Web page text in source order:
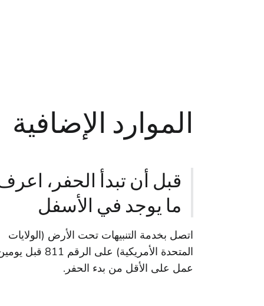
الموارد الإضافية
قبل أن تبدأ الحفر،
ما يوجد في الأسفل
اتصل بخدمة التنبيهات تحت الأرض (الولايات
المتحدة الأمريكية) على الرقم 811 قبل
عمل على الأقل من بدء الحفر.